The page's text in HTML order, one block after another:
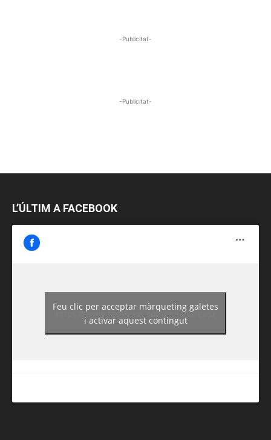
-Publicitat-
-Publicitat-
L’ÚLTIM A FACEBOOK
https://www.facebook.com/guiadereus/
Feu clic per acceptar màrqueting galetes
i activar aquest contingut